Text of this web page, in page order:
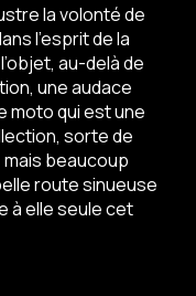
la volonté de
l’esprit de la
au-delà de
une audace
moto qui est une
sorte de
beaucoup
route sinueuse
à elle seule cet